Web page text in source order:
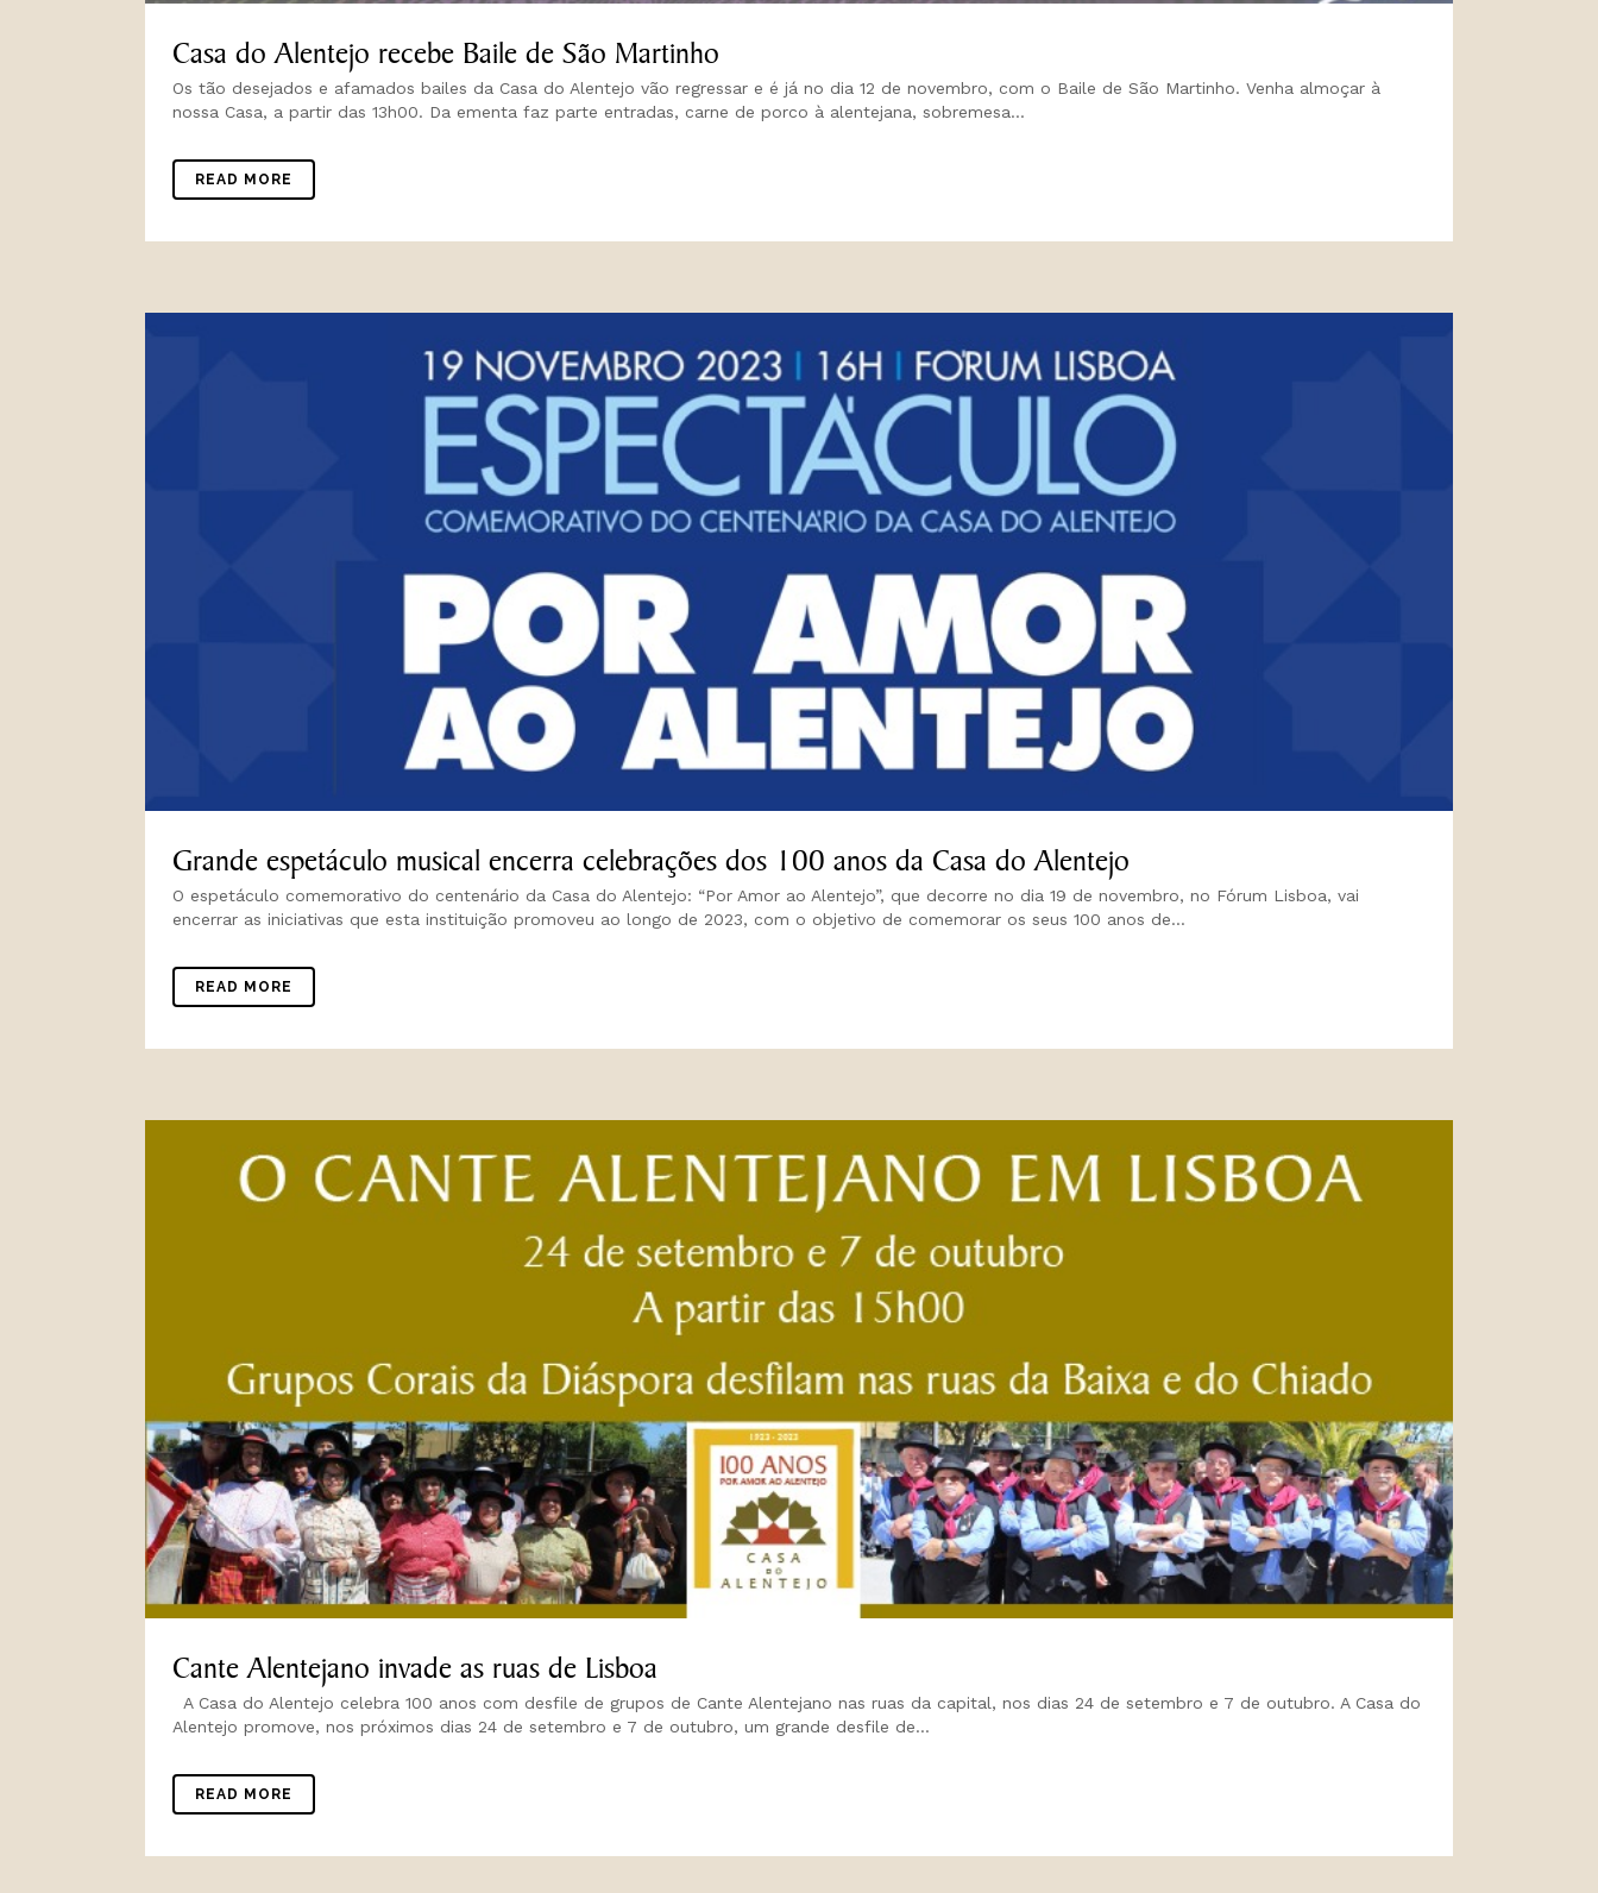
Casa do Alentejo recebe Baile de São Martinho
Os tão desejados e afamados bailes da Casa do Alentejo vão regressar e é já no dia 12 de novembro, com o Baile de São Martinho. Venha almoçar à
nossa Casa, a partir das 13h00. Da ementa faz parte entradas, carne de porco à alentejana, sobremesa...
READ MORE
Grande espetáculo musical encerra celebrações dos 100 anos da Casa do Alentejo
O espetáculo comemorativo do centenário da Casa do Alentejo: “Por Amor ao Alentejo”, que decorre no dia 19 de novembro, no Fórum Lisboa, vai
encerrar as iniciativas que esta instituição promoveu ao longo de 2023, com o objetivo de comemorar os seus 100 anos de...
READ MORE
Cante Alentejano invade as ruas de Lisboa
A Casa do Alentejo celebra 100 anos com desfile de grupos de Cante Alentejano nas ruas da capital, nos dias 24 de setembro e 7 de outubro. A Casa do
Alentejo promove, nos próximos dias 24 de setembro e 7 de outubro, um grande desfile de...
READ MORE